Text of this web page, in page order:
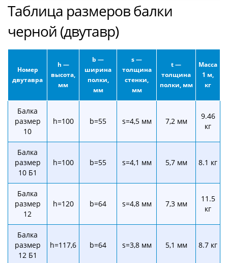
Таблица размеров балки
черной (двутавр)
Номер
двутавра
h —
высота,
мм
b —
ширина
полки,
мм
s —
толщина
стенки,
мм
t —
толщина
полки, мм
Масса
1 м,
кг
Балка
размер
10
h=100 b=55 s=4,5 мм 7,2 мм
9.46
кг
Балка
размер
10 Б1
h=100 b=55 s=4,1 мм 5,7 мм 8.1 кг
Балка
размер
12
h=120 b=64 s=4,8 мм 7,3 мм
11.5
кг
Балка
размер
12 Б1
h=117,6 b=64 s=3,8 мм 5,1 мм 8.7 кг